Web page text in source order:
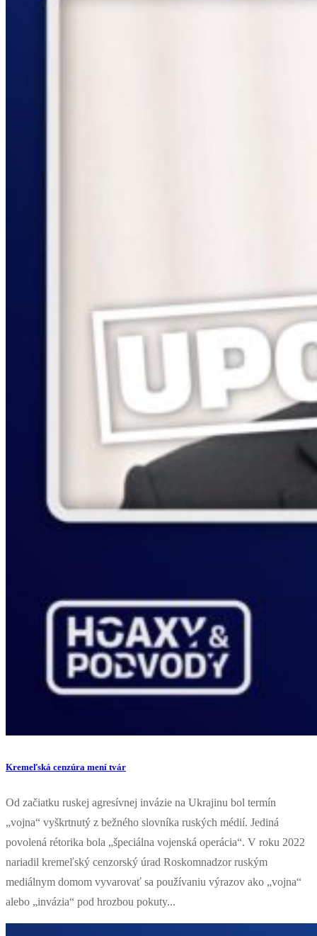
Kremeľská cenzúra mení tvár
Od začiatku ruskej agresívnej invázie na Ukrajinu bol termín
„vojna“ vyškrtnutý z bežného slovníka ruských médií. Jediná
povolená rétorika bola „špeciálna vojenská operácia“. V roku 2022
nariadil kremeľský cenzorský úrad Roskomnadzor ruským
mediálnym domom vyvarovať sa používaniu výrazov ako „vojna“
alebo „invázia“ pod hrozbou pokuty...